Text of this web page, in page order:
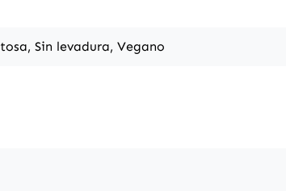
Sin levadura, Vegano